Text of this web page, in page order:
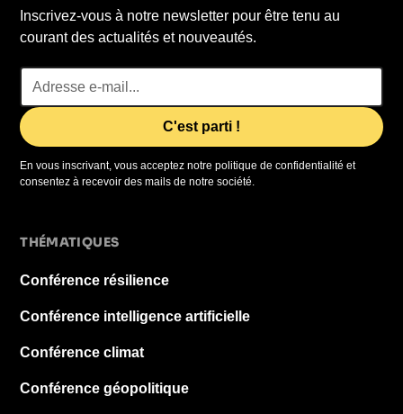
Inscrivez-vous à notre newsletter pour être tenu au
courant des actualités et nouveautés.
En vous inscrivant, vous acceptez notre politique de confidentialité et
consentez à recevoir des mails de notre société.
THÉMATIQUES
Conférence résilience
Conférence intelligence artificielle
Conférence climat
Conférence géopolitique